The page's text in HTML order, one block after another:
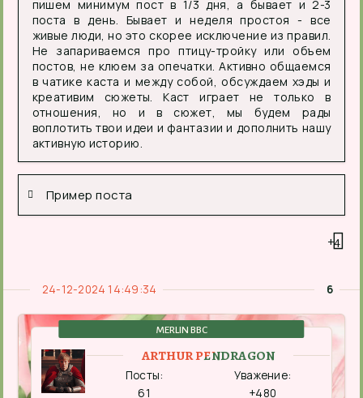
пишем минимум пост в 1/3 дня, а бывает и 2-3
поста в день. Бывает и неделя простоя - все
живые люди, но это скорее исключение из правил.
Не запариваемся про птицу-тройку или объем
постов, не клюем за опечатки. Активно общаемся
в чатике каста и между собой, обсуждаем хэды и
креативим сюжеты. Каст играет не только в
отношения, но и в сюжет, мы будем рады
воплотить твои идеи и фантазии и дополнить нашу
активную историю.
Пример поста
+4
6
24-12-2024 14:49:34
ARTHUR PENDRAGON
MERLIN BBC
Уважение:
+480
Посты:
61